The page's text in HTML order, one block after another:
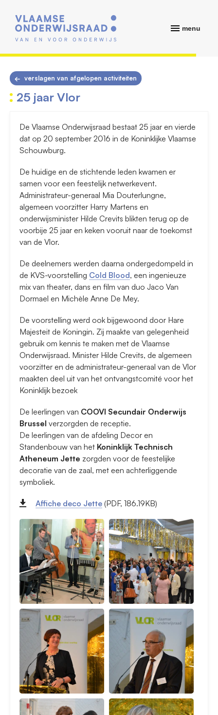
menu
verslagen van afgelopen activiteiten
25 jaar Vlor
De Vlaamse Onderwijsraad bestaat 25 jaar en vierde
dat op 20 september 2016 in de Koninklijke Vlaamse
Schouwburg.
De huidige en de stichtende leden kwamen er
samen voor een feestelijk netwerkevent.
Administrateur-generaal Mia Douterlungne,
algemeen voorzitter Harry Martens en
onderwijsminister Hilde Crevits blikten terug op de
voorbije 25 jaar en keken vooruit naar de toekomst
van de Vlor.
De deelnemers werden daarna ondergedompeld in
de KVS-voorstelling Cold Blood, een ingenieuze
mix van theater, dans en film van duo Jaco Van
Dormael en Michèle Anne De Mey.
De voorstelling werd ook bijgewoond door Hare
Majesteit de Koningin. Zij maakte van gelegenheid
gebruik om kennis te maken met de Vlaamse
Onderwijsraad. Minister Hilde Crevits, de algemeen
voorzitter en de administrateur-generaal van de Vlor
maakten deel uit van het ontvangstcomité voor het
Koninklijk bezoek
De leerlingen van COOVI Secundair Onderwijs
Brussel verzorgden de receptie.
De leerlingen van de afdeling Decor en
Standenbouw van het Koninklijk Technisch
Atheneum Jette zorgden voor de feestelijke
decoratie van de zaal, met een achterliggende
symboliek.
Affiche deco Jette (PDF, 186.19KB)